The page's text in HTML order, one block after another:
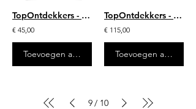
TopOntdekkers - werkschrift (5-voud)
€ 45,00
Toevoegen aan winkelwagen
TopOntdekkers - TopCanon tijdlijn ophangsysteem
€ 115,00
Toevoegen aan
9/ 10